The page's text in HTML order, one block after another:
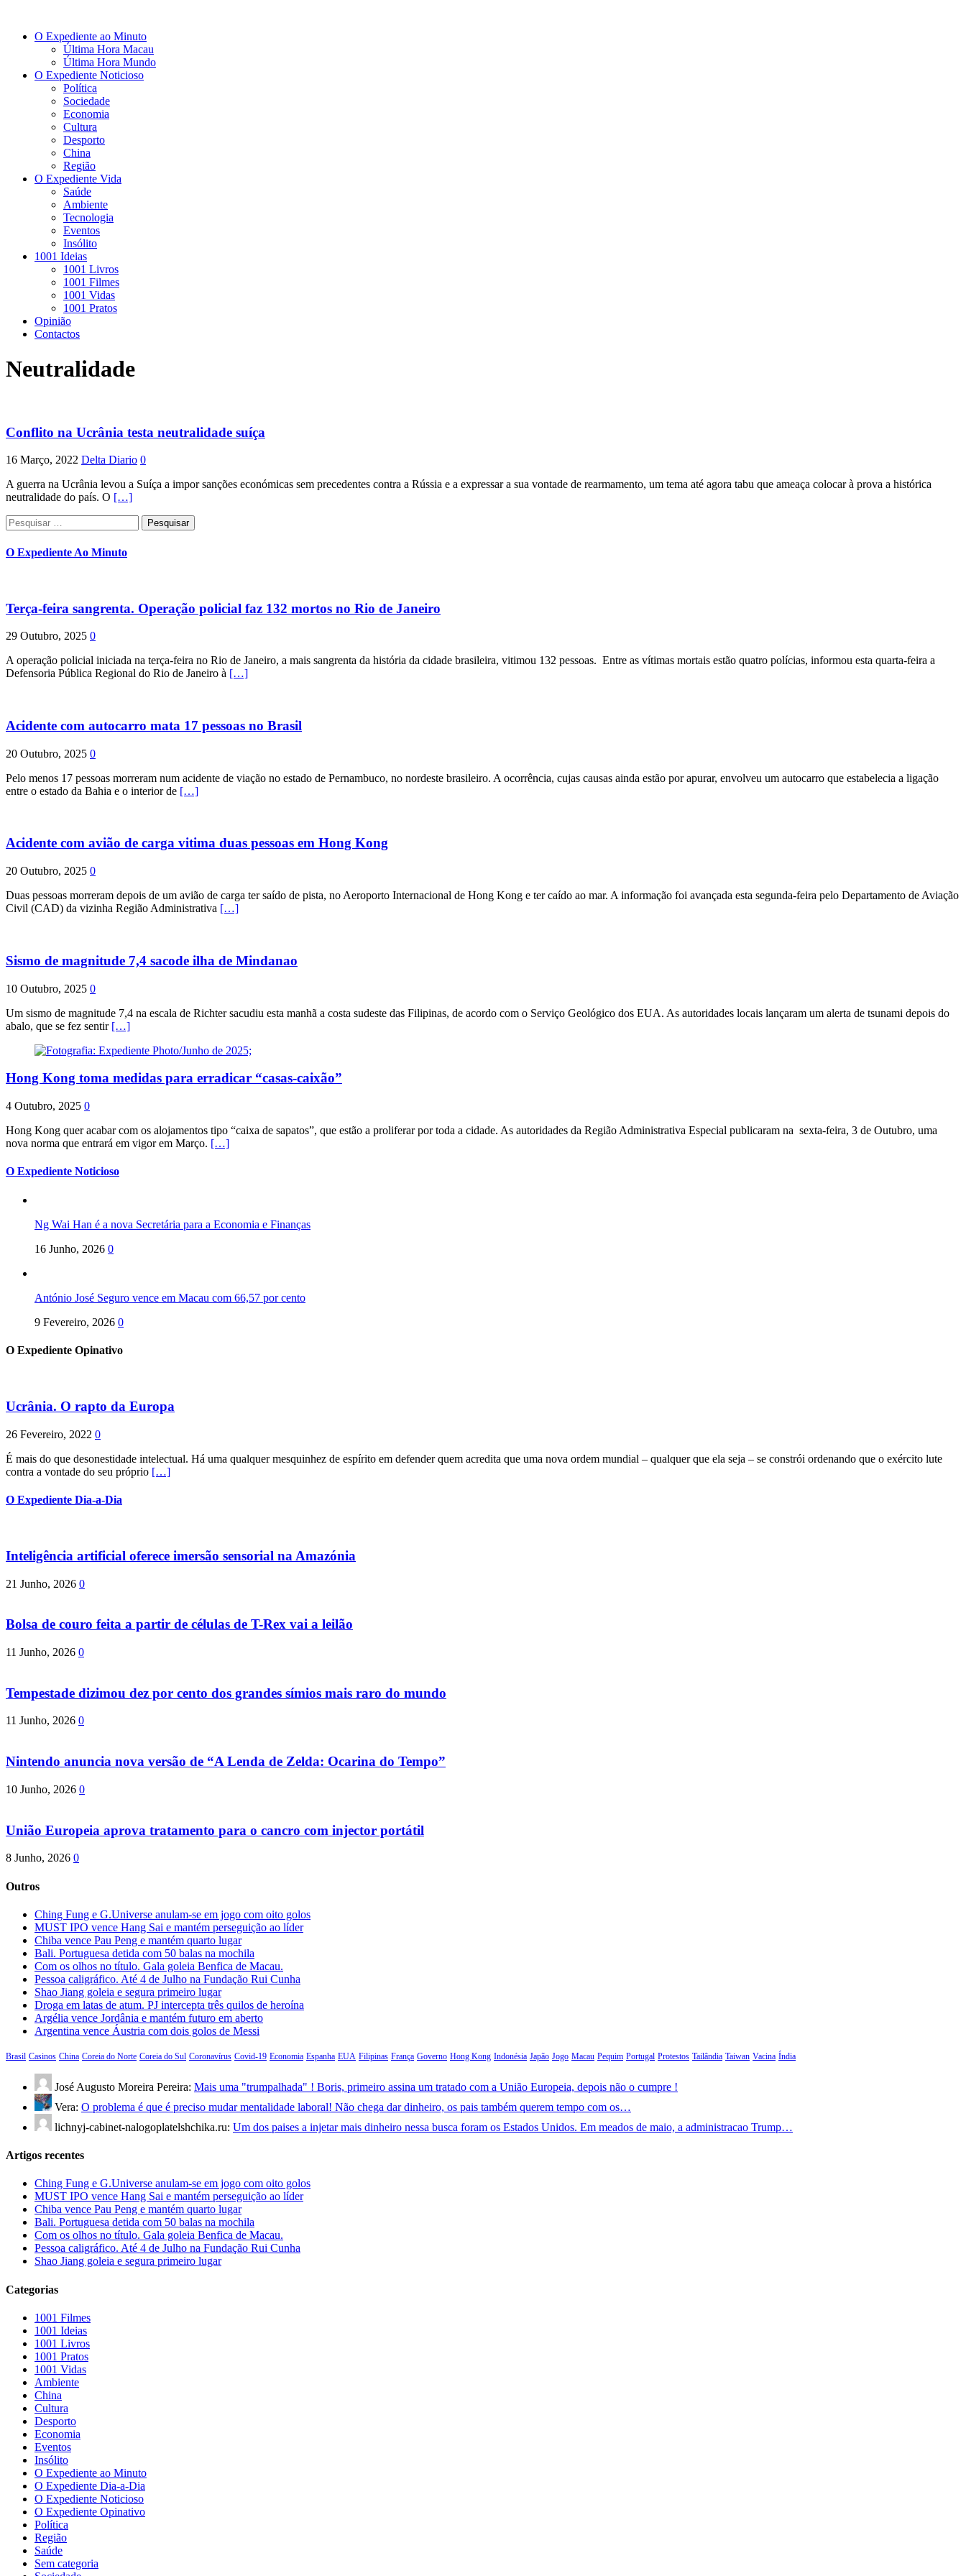
O Expediente ao Minuto
Última Hora Macau
Última Hora Mundo
O Expediente Noticioso
Política
Sociedade
Economia
Cultura
Desporto
China
Região
O Expediente Vida
Saúde
Ambiente
Tecnologia
Eventos
Insólito
1001 Ideias
1001 Livros
1001 Filmes
1001 Vidas
1001 Pratos
Opinião
Contactos
Neutralidade
Conflito na Ucrânia testa neutralidade suíça
16 Março, 2022 Delta Diario 0
A guerra na Ucrânia levou a Suíça a impor sanções económicas sem precedentes contra a Rússia e a expressar a sua vontade de rearmamento, um tema até agora tabu que ameaça colocar à prova a histórica
neutralidade do país. O […]
Pesquisar
por:
O Expediente Ao Minuto
Terça-feira sangrenta. Operação policial faz 132 mortos no Rio de Janeiro
29 Outubro, 2025 0
A operação policial iniciada na terça-feira no Rio de Janeiro, a mais sangrenta da história da cidade brasileira, vitimou 132 pessoas. Entre as vítimas mortais estão quatro polícias, informou esta quarta-feira a
Defensoria Pública Regional do Rio de Janeiro à […]
Acidente com autocarro mata 17 pessoas no Brasil
20 Outubro, 2025 0
Pelo menos 17 pessoas morreram num acidente de viação no estado de Pernambuco, no nordeste brasileiro. A ocorrência, cujas causas ainda estão por apurar, envolveu um autocarro que estabelecia a ligação
entre o estado da Bahia e o interior de […]
Acidente com avião de carga vitima duas pessoas em Hong Kong
20 Outubro, 2025 0
Duas pessoas morreram depois de um avião de carga ter saído de pista, no Aeroporto Internacional de Hong Kong e ter caído ao mar. A informação foi avançada esta segunda-feira pelo Departamento de Aviação
Civil (CAD) da vizinha Região Administrativa […]
Sismo de magnitude 7,4 sacode ilha de Mindanao
10 Outubro, 2025 0
Um sismo de magnitude 7,4 na escala de Richter sacudiu esta manhã a costa sudeste das Filipinas, de acordo com o Serviço Geológico dos EUA. As autoridades locais lançaram um alerta de tsunami depois do
abalo, que se fez sentir […]
Hong Kong toma medidas para erradicar “casas-caixão”
4 Outubro, 2025 0
Hong Kong quer acabar com os alojamentos tipo “caixa de sapatos”, que estão a proliferar por toda a cidade. As autoridades da Região Administrativa Especial publicaram na sexta-feira, 3 de Outubro, uma
nova norma que entrará em vigor em Março. […]
O Expediente Noticioso
Ng Wai Han é a nova Secretária para a Economia e Finanças
16 Junho, 2026 0
António José Seguro vence em Macau com 66,57 por cento
9 Fevereiro, 2026 0
O Expediente Opinativo
Ucrânia. O rapto da Europa
26 Fevereiro, 2022 0
É mais do que desonestidade intelectual. Há uma qualquer mesquinhez de espírito em defender quem acredita que uma nova ordem mundial – qualquer que ela seja – se constrói ordenando que o exército lute
contra a vontade do seu próprio […]
O Expediente Dia-a-Dia
Inteligência artificial oferece imersão sensorial na Amazónia
21 Junho, 2026 0
Bolsa de couro feita a partir de células de T-Rex vai a leilão
11 Junho, 2026 0
Tempestade dizimou dez por cento dos grandes símios mais raro do mundo
11 Junho, 2026 0
Nintendo anuncia nova versão de “A Lenda de Zelda: Ocarina do Tempo”
10 Junho, 2026 0
União Europeia aprova tratamento para o cancro com injector portátil
8 Junho, 2026 0
Outros
Ching Fung e G.Universe anulam-se em jogo com oito golos
MUST IPO vence Hang Sai e mantém perseguição ao líder
Chiba vence Pau Peng e mantém quarto lugar
Bali. Portuguesa detida com 50 balas na mochila
Com os olhos no título. Gala goleia Benfica de Macau.
Pessoa caligráfico. Até 4 de Julho na Fundação Rui Cunha
Shao Jiang goleia e segura primeiro lugar
Droga em latas de atum. PJ intercepta três quilos de heroína
Argélia vence Jordânia e mantém futuro em aberto
Argentina vence Áustria com dois golos de Messi
Brasil Casinos China Coreia do Norte Coreia do Sul Coronavírus Covid-19 Economia Espanha EUA Filipinas França Governo Hong Kong Indonésia Japão Jogo Macau Pequim Portugal Protestos Tailândia Taiwan Vacina Índia
José Augusto Moreira Pereira: Mais uma "trumpalhada" ! Boris, primeiro assina um tratado com a União Europeia, depois não o cumpre !
Vera: O problema é que é preciso mudar mentalidade laboral! Não chega dar dinheiro, os pais também querem tempo com os…
lichnyj-cabinet-nalogoplatelshchika.ru: Um dos paises a injetar mais dinheiro nessa busca foram os Estados Unidos. Em meados de maio, a administracao Trump…
Artigos recentes
Ching Fung e G.Universe anulam-se em jogo com oito golos
MUST IPO vence Hang Sai e mantém perseguição ao líder
Chiba vence Pau Peng e mantém quarto lugar
Bali. Portuguesa detida com 50 balas na mochila
Com os olhos no título. Gala goleia Benfica de Macau.
Pessoa caligráfico. Até 4 de Julho na Fundação Rui Cunha
Shao Jiang goleia e segura primeiro lugar
Categorias
1001 Filmes
1001 Ideias
1001 Livros
1001 Pratos
1001 Vidas
Ambiente
China
Cultura
Desporto
Economia
Eventos
Insólito
O Expediente ao Minuto
O Expediente Dia-a-Dia
O Expediente Noticioso
O Expediente Opinativo
Política
Região
Saúde
Sem categoria